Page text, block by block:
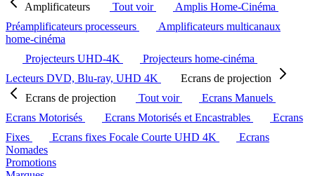
Amplificateurs
Tout voir
Amplis Home-Cinéma
Préamplificateurs processeurs
Amplificateurs multicanaux
home-cinéma
Projecteurs UHD-4K
Projecteurs home-cinéma
Lecteurs DVD, Blu-ray, UHD 4K
Ecrans de projection
Ecrans de projection
Tout voir
Ecrans Manuels
Ecrans Motorisés
Ecrans Motorisés et Encastrables
Ecrans
Fixes
Ecrans fixes Focale Courte UHD 4K
Ecrans
Nomades
Promotions